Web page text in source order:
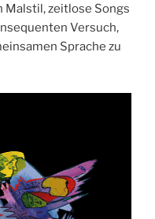
zeitlose Songs
Versuch,
Sprache zu